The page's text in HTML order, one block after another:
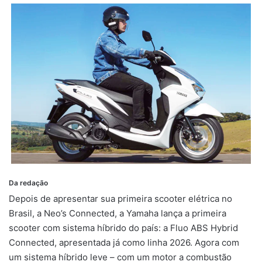
p
p
g
m
e
b
o
o
k
e
a
d
s
l
u
e
s
k
y
p
y
L
i
n
k
Da redação
Depois de apresentar sua primeira scooter elétrica no
Brasil, a Neo’s Connected, a Yamaha lança a primeira
scooter com sistema híbrido do país: a Fluo ABS Hybrid
Connected, apresentada já como linha 2026. Agora com
um sistema híbrido leve – com um motor a combustão